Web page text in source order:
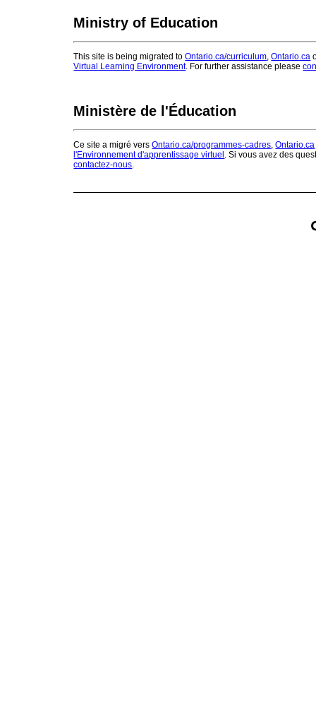
Ministry of Education
This site is being migrated toOntario.ca/curriculum ,Ontario.ca
Virtual Learning Environment. For further assistance please
Ministère de l'Éducation
Ce site a migré versOntario.ca/programmes-cadres ,Ontario.ca
l'Environnement d'apprentissage virtuel . Si vous avez des
contactez-nous